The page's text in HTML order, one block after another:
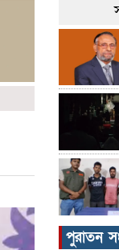
পুরাতন